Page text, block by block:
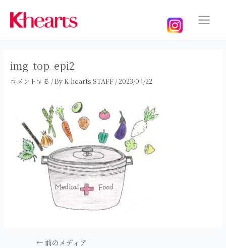
Main
img_top_epi2
コメントする / ByK-hearts STAFF /2023/04/22
← 前のメディア